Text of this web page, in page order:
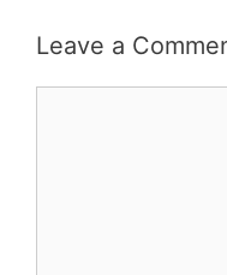
Leave a